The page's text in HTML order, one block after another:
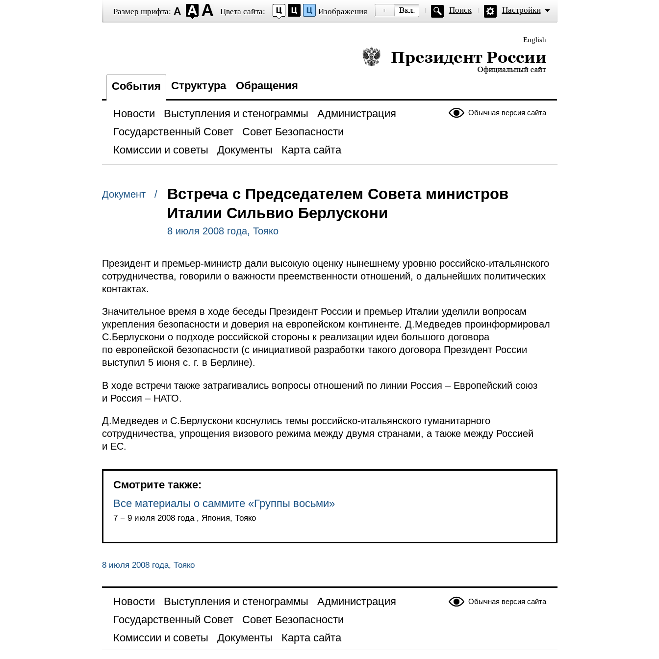
Размер шрифта: Цвета сайта: Изображения Поиск Настройки
English
Президент России — официальный сайт
События Структура Обращения
Обычная версия сайта
Новости Выступления и стенограммы
Администрация
Государственный Совет
Совет Безопасности
Комиссии и советы
Документы Карта сайта
Документ /
Встреча с Председателем Совета министров
Италии Сильвио Берлускони
8 июля 2008 года, Тояко
Президент и премьер-министр дали высокую оценку нынешнему уровню российско-итальянского
сотрудничества, говорили о важности преемственности отношений, о дальнейших политических
контактах.
Значительное время в ходе беседы Президент России и премьер Италии уделили вопросам
укрепления безопасности и доверия на европейском континенте. Д.Медведев проинформировал
С.Берлускони о подходе российской стороны к реализации идеи большого договора
по европейской безопасности (с инициативой разработки такого договора Президент России
выступил 5 июня с. г. в Берлине).
В ходе встречи также затрагивались вопросы отношений по линии Россия – Европейский союз
и Россия – НАТО.
Д.Медведев и С.Берлускони коснулись темы российско-итальянского гуманитарного
сотрудничества, упрощения визового режима между двумя странами, а также между Россией
и ЕС.
Смотрите также:
Все материалы о саммите «Группы восьми»
7 − 9 июля 2008 года , Япония, Тояко
8 июля 2008 года, Тояко
Обычная версия сайта
Новости Выступления и стенограммы
Администрация
Государственный Совет
Совет Безопасности
Комиссии и советы
Документы Карта сайта